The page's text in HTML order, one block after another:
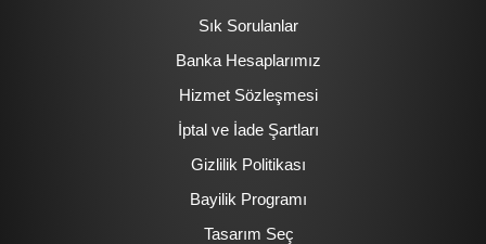
Sık Sorulanlar
Banka Hesaplarımız
Hizmet Sözleşmesi
İptal ve İade Şartları
Gizlilik Politikası
Bayilik Programı
Tasarım Seç